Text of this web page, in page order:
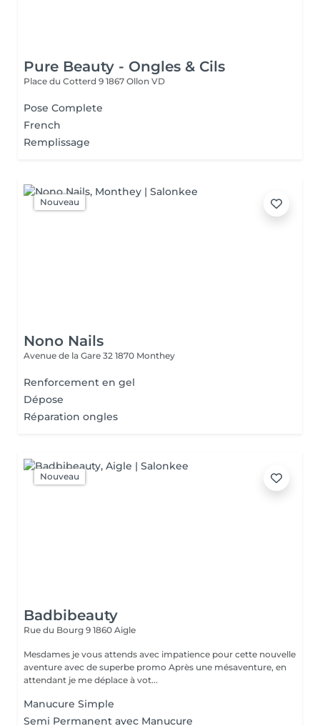
Pure Beauty - Ongles & Cils
Place du Cotterd 9 1867 Ollon VD
Pose Complete
French
Remplissage
Nouveau
Nono Nails
Avenue de la Gare 32 1870 Monthey
Renforcement en gel
Dépose
Réparation ongles
Nouveau
Badbibeauty
Rue du Bourg 9 1860 Aigle
Mesdames je vous attends avec impatience pour cette nouvelle
aventure avec de superbe promo Après une mésaventure, en
attendant je me déplace à vot...
Manucure Simple
Semi Permanent avec Manucure